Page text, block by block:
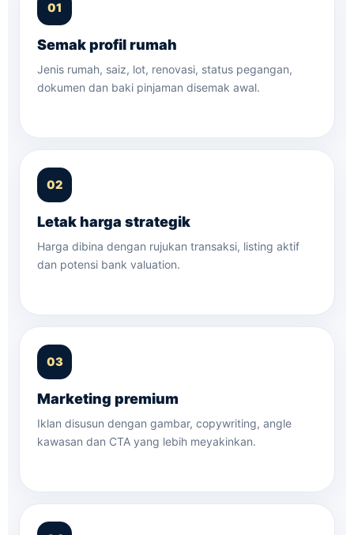
Semak profil rumah
Jenis rumah, saiz, lot, renovasi, status pegangan,
dokumen dan baki pinjaman disemak awal.
Letak harga strategik
Harga dibina dengan rujukan transaksi, listing aktif
dan potensi bank valuation.
Marketing premium
Iklan disusun dengan gambar, copywriting, angle
kawasan dan CTA yang lebih meyakinkan.